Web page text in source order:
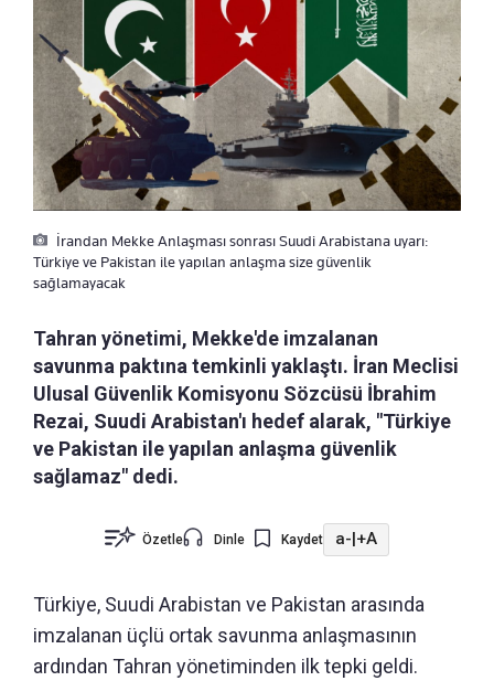
İrandan Mekke Anlaşması sonrası Suudi Arabistana uyarı:
Türkiye ve Pakistan ile yapılan anlaşma size güvenlik
sağlamayacak
Tahran yönetimi, Mekke'de imzalanan
savunma paktına temkinli yaklaştı. İran Meclisi
Ulusal Güvenlik Komisyonu Sözcüsü İbrahim
Rezai, Suudi Arabistan'ı hedef alarak, "Türkiye
ve Pakistan ile yapılan anlaşma güvenlik
sağlamaz" dedi.
Özetle Dinle Kaydet a-|+A
Türkiye, Suudi Arabistan ve Pakistan arasında
imzalanan üçlü ortak savunma anlaşmasının
ardından Tahran yönetiminden ilk tepki geldi.